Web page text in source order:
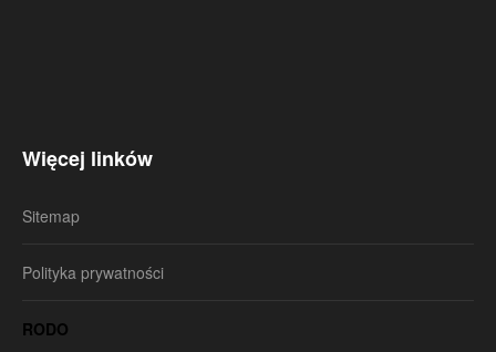
Więcej linków
Sitemap
Polityka prywatności
RODO